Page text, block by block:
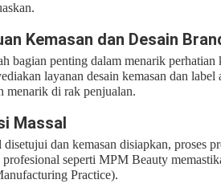
Kemasan dan Desain
bagian penting dalam menarik
layanan desain kemasan dan
menarik di rak penjualan.
Massal
disetujui dan kemasan disiapkan, proses
seperti MPM Beauty
Practice).